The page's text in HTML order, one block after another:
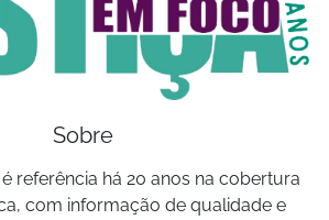
Sobre
referência há 20 anos na cobertura
com informação de qualidade e